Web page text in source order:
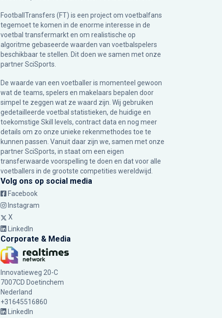
FootballTransfers (FT) is een project om voetbalfans
tegemoet te komen in de enorme interesse in de
voetbal transfermarkt en om realistische op
algoritme gebaseerde waarden van voetbalspelers
beschikbaar te stellen. Dit doen we samen met onze
partnerSciSports
De waarde van een voetballer is momenteel gewoon
wat de teams, spelers en makelaars bepalen door
simpel te zeggen wat ze waard zijn. Wij gebruiken
gedetailleerde voetbal statistieken, de huidige en
toekomstige Skill levels, contract data en nog meer
details om zo onze unieke rekenmethodes toe te
kunnen passen. Vanuit daar zijn we, samen met onze
partner SciSports, in staat om een eigen
transferwaarde voorspelling te doen en dat voor alle
voetballers in de grootste competities wereldwijd.
Volg ons op social media
Facebook
Instagram
X
LinkedIn
Corporate & Media
Innovatieweg 20-C
7007CD Doetinchem
Nederland
+31645516860
LinkedIn